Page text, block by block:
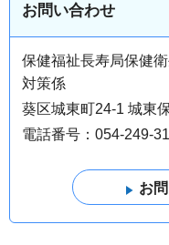
お問い合わせ
保健福祉長寿局保健
対策係
葵区城東町24-1 城東
電話番号：054-249-